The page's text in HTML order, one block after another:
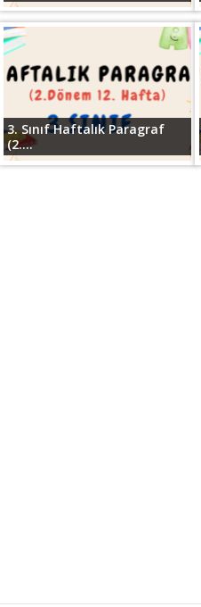
3. Sınıf Haftalık Paragraf
(2....